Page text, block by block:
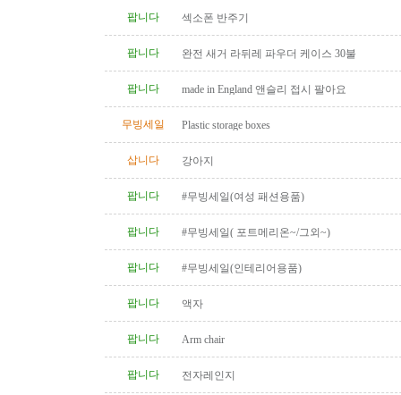
팝니다 섹소폰 반주기
팝니다 완전 새거 라뒤레 파우더 케이스 30불
팝니다 made in England 앤슬리 접시 팔아요
무빙세일 Plastic storage boxes
삽니다 강아지
팝니다 #무빙세일(여성 패션용품)
팝니다 #무빙세일( 포트메리온~/그외~)
팝니다 #무빙세일(인테리어용품)
팝니다 액자
팝니다 Arm chair
팝니다 전자레인지